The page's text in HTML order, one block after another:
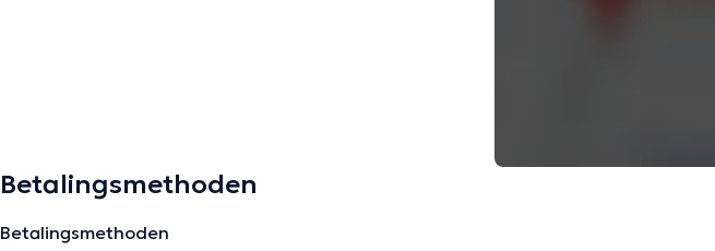
Betalingsmethoden
Betalingsmethoden